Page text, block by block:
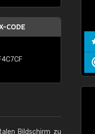
CODE
Bildschirm zu